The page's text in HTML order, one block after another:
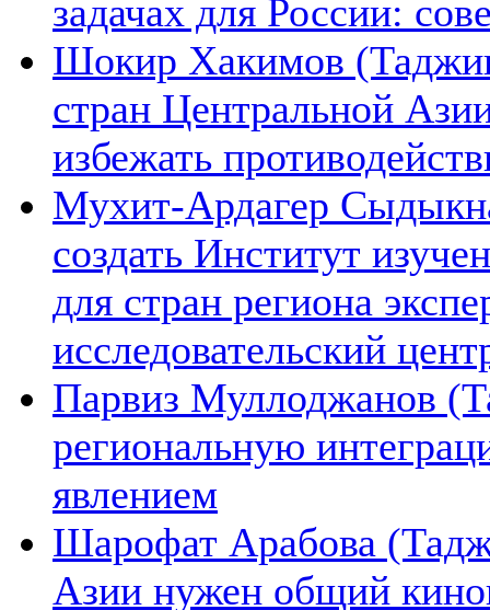
задачах для России:
Шокир Хакимов
стран Центральной
избежать
Мухит-Ардагер
создать Институт
для стран региона
исследовательский
Парвиз Муллоджанов
региональную
явлением
Шарофат Арабова
Азии нужен общий